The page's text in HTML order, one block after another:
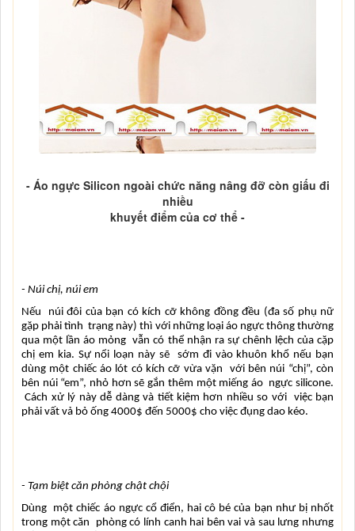
- Áo ngực Silicon ngoài chức năng nâng đỡ còn giấu đi
nhiều
khuyết điểm của cơ thể -
- Núi chị, núi em
Nếu  núi đôi của bạn có kích cỡ không đồng đều (đa số phụ nữ
gặp phải tình  trạng này) thì với những loại áo ngực thông thường
qua một lần áo mỏng  vẫn có thể nhận ra sự chênh lệch của cặp
chị em kia. Sự nổi loạn này sẽ  sớm đi vào khuôn khổ nếu bạn
dùng một chiếc áo lót có kích cỡ vừa vặn  với bên núi “chị”, còn
bên núi “em”, nhỏ hơn sẽ gắn thêm một miếng áo  ngực silicone.
Cách xử lý này dễ dàng và tiết kiệm hơn nhiều so với  việc bạn
phải vất vả bỏ ống 4000$ đến 5000$ cho việc đụng dao kéo.
- Tạm biệt căn phòng chật chội
Dùng  một chiếc áo ngực cổ điển, hai cô bé của bạn như bị nhốt
trong một căn  phòng có lính canh hai bên vai và sau lưng nhưng